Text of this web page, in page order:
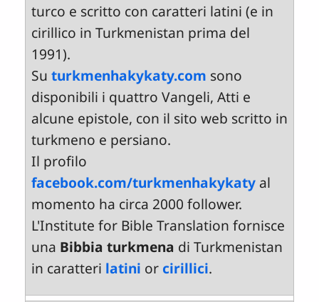
turco e scritto con caratteri latini (e in
cirillico in Turkmenistan prima del
1991).
Su turkmenhakykaty.com sono
disponibili i quattro Vangeli, Atti e
alcune epistole, con il sito web scritto in
turkmeno e persiano.
Il profilo
facebook.com/turkmenhakykatyal
momento ha circa 2000 follower.
L'Institute for Bible Translation fornisce
una Bibbia turkmena di Turkmenistan
in caratteri latini or cirillici.